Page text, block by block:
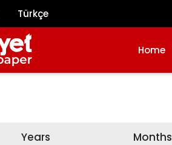
Türkçe
Home
Years Months